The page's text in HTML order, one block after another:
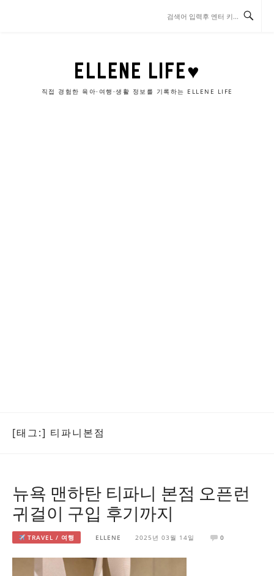
ELLENE LIFE♥
직접 경험한 육아·여행·생활 정보를 기록하는 ELLENE LIFE
[태그:] 티파니본점
뉴욕 맨하탄 티파니 본점 오픈런
귀걸이 구입 후기까지
TRAVEL / 여행 ELLENE 2025년 03월 14일 0